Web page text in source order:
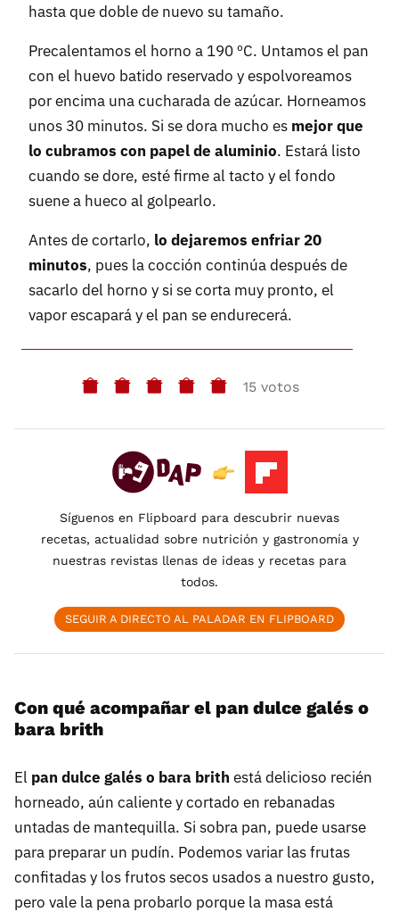
hasta que doble de nuevo su tamaño.
Precalentamos el horno a 190 ºC. Untamos el pan
con el huevo batido reservado y espolvoreamos
por encima una cucharada de azúcar. Horneamos
unos 30 minutos. Si se dora mucho es mejor que
lo cubramos con papel de aluminio. Estará listo
cuando se dore, esté firme al tacto y el fondo
suene a hueco al golpearlo.
Antes de cortarlo, lo dejaremos enfriar 20
minutos, pues la cocción continúa después de
sacarlo del horno y si se corta muy pronto, el
vapor escapará y el pan se endurecerá.
15 votos
Síguenos en Flipboard para descubrir nuevas
recetas, actualidad sobre nutrición y gastronomía y
nuestras revistas llenas de ideas y recetas para
todos.
SEGUIR A DIRECTO AL PALADAR EN FLIPBOARD
Con qué acompañar el pan dulce galés o
bara brith
El pan dulce galés o bara brith está delicioso recién
horneado, aún caliente y cortado en rebanadas
untadas de mantequilla. Si sobra pan, puede usarse
para preparar un pudín. Podemos variar las frutas
confitadas y los frutos secos usados a nuestro gusto,
pero vale la pena probarlo porque la masa está